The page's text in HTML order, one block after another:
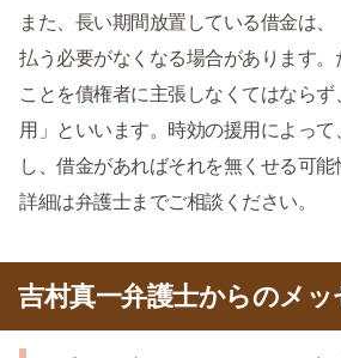
また、長い期間放置している借金は
払う必要がなくなる場合があります。
ことを債権者に主張しなくてはなら
用」といいます。時効の援用によっ
し、借金があればそれを無くせる可能
詳細は弁護士までご相談ください。
吉村真一弁護士からのメッ